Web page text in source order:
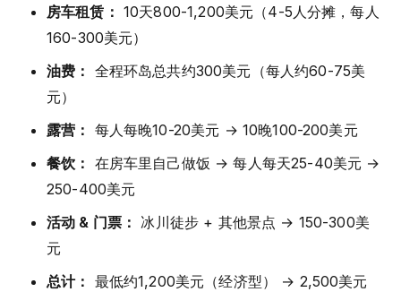
房车租赁： 10天800-1,200美元（4-5人分摊，每人
160-300美元）
油费： 全程环岛总共约300美元（每人约60-75美
元）
露营： 每人每晚10-20美元 → 10晚100-200美元
餐饮： 在房车里自己做饭 → 每人每天25-40美元 →
250-400美元
活动 & 门票： 冰川徒步 + 其他景点 → 150-300美
元
总计： 最低约1,200美元（经济型） → 2,500美元